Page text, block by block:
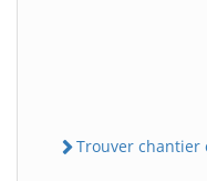
Trouver chantier